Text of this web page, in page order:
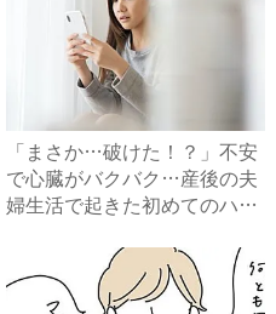
「まさか…破けた！？」不安
で心臓がバクバク…産後の夫
婦生活で起きた初めてのハプ